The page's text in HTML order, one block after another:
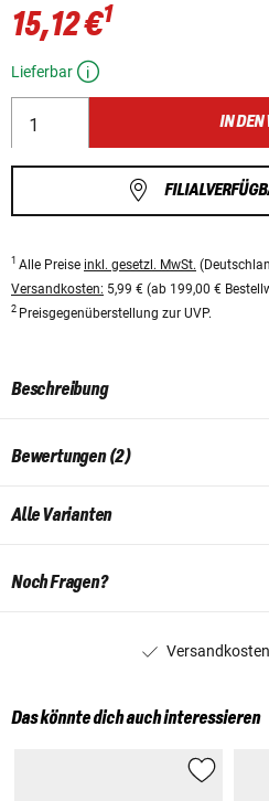
15,12 €1
Lieferbar
IN DEN
1 Alle Preise inkl. gesetzl. MwSt.
Versandkosten: 5,99 € (ab 199,00 €
2 Preisgegenüberstellung zur UVP.
Beschreibung
Bewertungen (2)
Alle Varianten
Noch Fragen?
Das könnte dich auch interessieren